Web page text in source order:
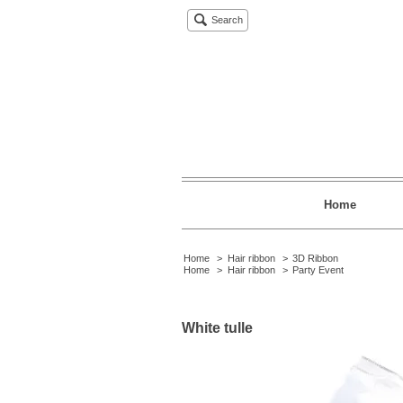
Search
Home
Home > Hair ribbon > 3D Ribbon
Home
> Hair ribbon > Party Event
White tulle